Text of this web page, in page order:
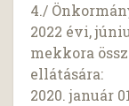
4./
2022 évi,
mekkora
ellátására:
2020. január